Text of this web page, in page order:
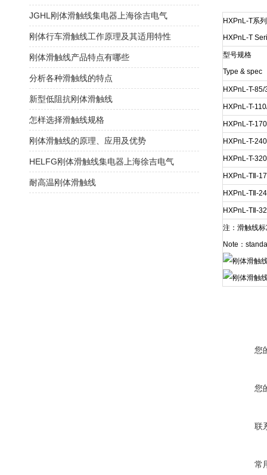
HXPnL-T系
HXPnL-T
型号规格
Type & spec
HXPnL-T-85/
HXPnL-T-
HXPnL-T-
HXPnL-T-
HXPnL-T-
HXPnL-TⅡ-
HXPnL-TⅡ-
HXPnL-TⅡ-
注：滑触线
Note：
您
您
联
常
JGHL刚体滑触线集电器上海徐吉电气
刚体行车滑触线工作原理及其适用特性
刚体滑触线产品特点有哪些
分析各种滑触线的特点
新型低阻抗刚体滑触线
怎样选择滑触线规格
刚体滑触线的原理、应用及优势
HELFG刚体滑触线集电器上海徐吉电气
耐高温刚体滑触线